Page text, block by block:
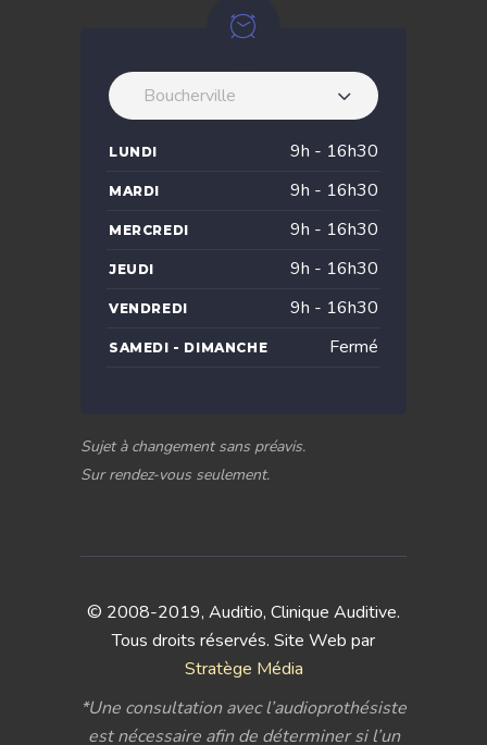
Boucherville
LUNDI 9h - 16h30
MARDI 9h - 16h30
MERCREDI 9h - 16h30
JEUDI 9h - 16h30
VENDREDI 9h - 16h30
SAMEDI - DIMANCHE Fermé
Sujet à changement sans préavis.
Sur rendez-vous seulement.
© 2008-2019, Auditio, Clinique Auditive.
Tous droits réservés. Site Web par
Stratège Média
*Une consultation avec l’audioprothésiste
est nécessaire afin de déterminer si l’un